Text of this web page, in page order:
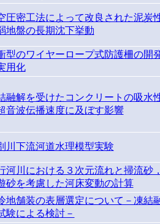
圧密工法によって改良された泥炭
地盤の長期沈下挙動
型のワイヤーロープ式防護柵の開
用化
融解を受けたコンクリートの吸水
音波伝播速度に及ぼす影響
川下流河道水理模型実験
河川における３次元流れと掃流砂
砂を考慮した河床変動の計算
地舗装の表層選定について－凍結
験による検討－